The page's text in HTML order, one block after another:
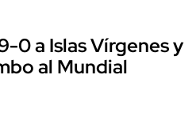
0 a Islas Vírgenes y
al Mundial